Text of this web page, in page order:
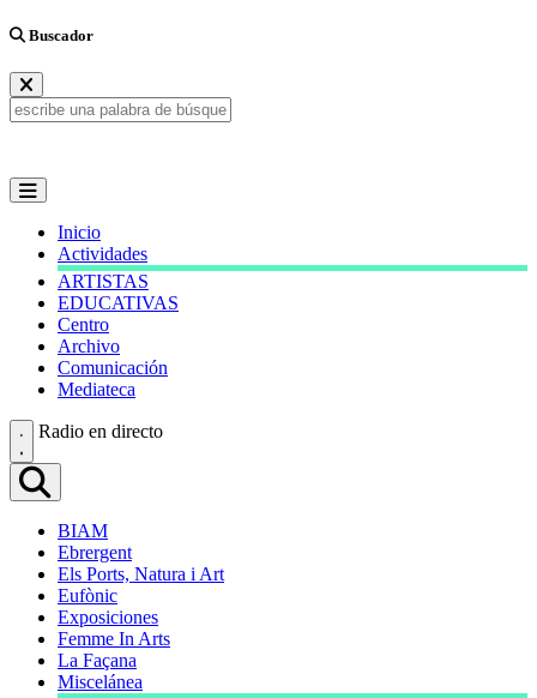
Buscador
Inicio
Actividades
ARTISTAS
EDUCATIVAS
Centro
Archivo
Comunicación
Mediateca
Radio en directo
BIAM
Ebrergent
Els Ports, Natura i Art
Eufònic
Exposiciones
Femme In Arts
La Façana
Miscelánea